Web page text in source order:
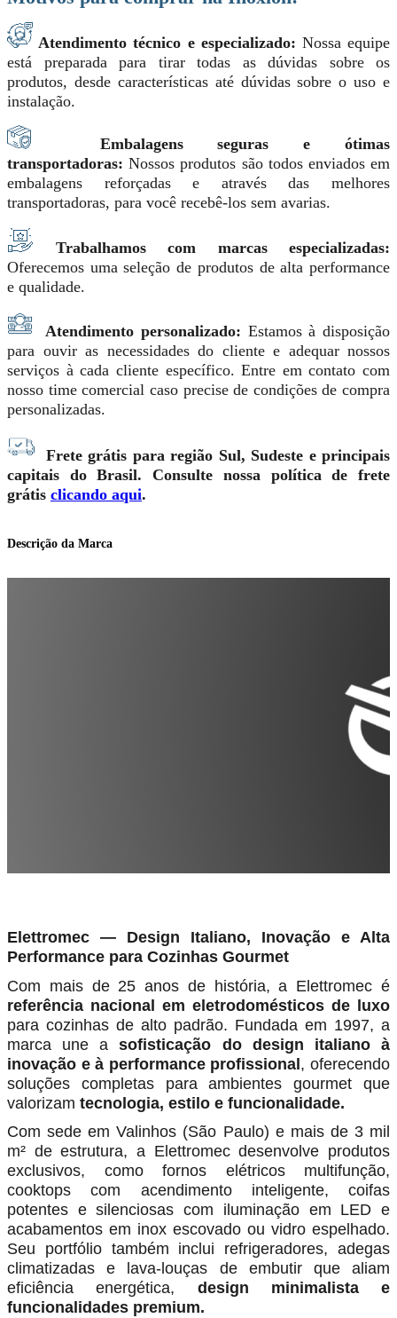
Atendimento técnico e especializado: Nossa equipe
está preparada para tirar todas as dúvidas sobre os
produtos, desde características até dúvidas sobre o uso e
instalação.
Embalagens seguras e ótimas
transportadoras:Nossos produtos são todos enviados em
embalagens reforçadas e através das melhores
transportadoras, para você recebê-los sem avarias.
Trabalhamos com marcas especializadas:
Oferecemos uma seleção de produtos de alta performance
e qualidade.
Atendimento personalizado: Estamos à disposição
para ouvir as necessidades do cliente e adequar nossos
serviços à cada cliente específico. Entre em contato com
nosso time comercial caso precise de condições de compra
personalizadas.
Frete grátis para região Sul, Sudeste e principais
capitais do Brasil. Consulte nossa política de frete
grátis clicando aqui.
Descrição da Marca
Elettromec — Design Italiano, Inovação e Alta
Performance para Cozinhas Gourmet
Com mais de 25 anos de história, a Elettromec é
referência nacional em eletrodomésticos de luxo
para cozinhas de alto padrão. Fundada em 1997, a
marca une asofisticação do design italiano à
inovação e à performance profissional, oferecendo
soluções completas para ambientes gourmet que
valorizam tecnologia, estilo e funcionalidade.
Com sede em Valinhos (São Paulo) e mais de 3 mil
m² de estrutura, a Elettromec desenvolve produtos
exclusivos, como fornos elétricos multifunção,
cooktops com acendimento inteligente, coifas
potentes e silenciosas com iluminação em LED e
acabamentos em inox escovado ou vidro espelhado.
Seu portfólio também inclui refrigeradores, adegas
climatizadas e lava-louças de embutir que aliam
eficiência energética, design minimalista e
funcionalidades premium.